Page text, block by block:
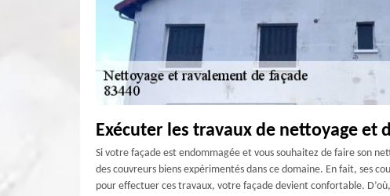
Exécuter les travaux de nettoyage et
Si votre façade est endommagée et vous souhaitez de faire son
des couvreurs biens expérimentés dans ce domaine. En fait, ses
pour effectuer ces travaux, votre façade devient confortable.